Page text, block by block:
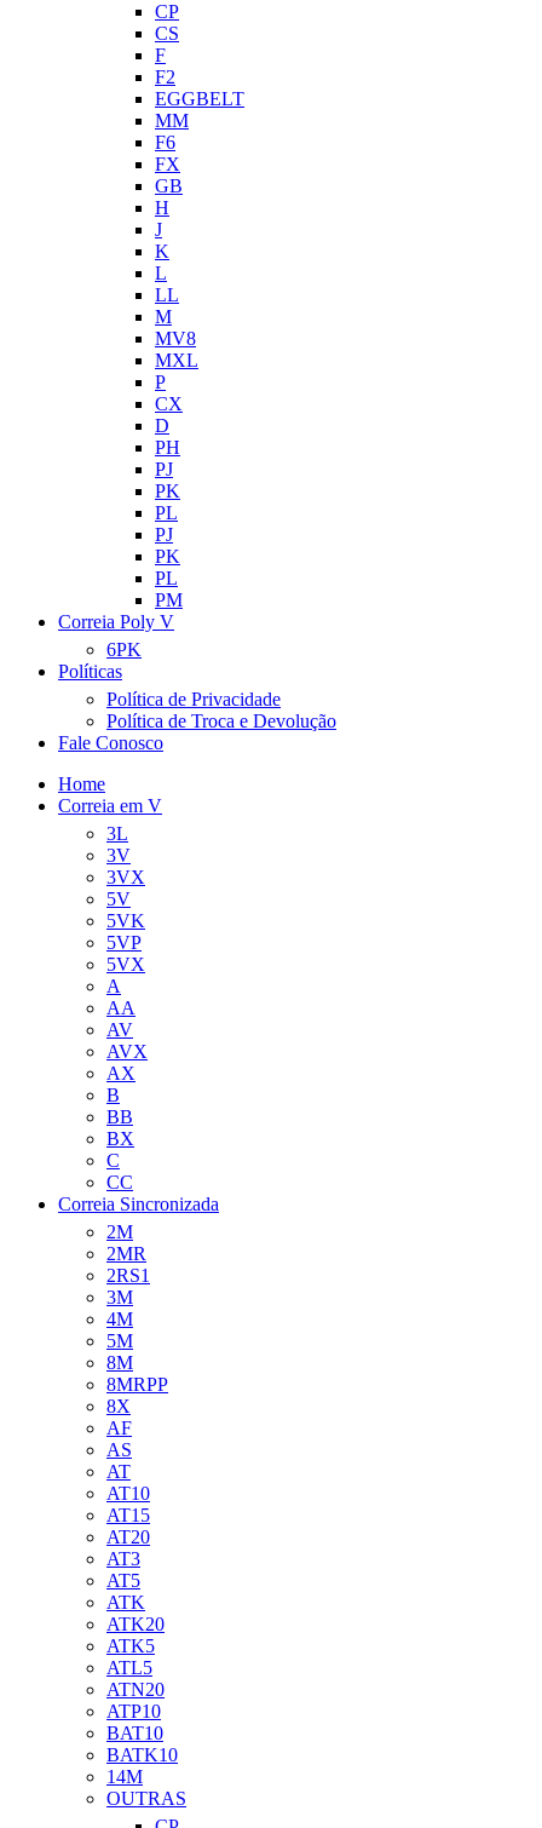
CP
CS
F
F2
EGGBELT
MM
F6
FX
GB
H
J
K
L
LL
M
MV8
MXL
P
CX
D
PH
PJ
PK
PL
PJ
PK
PL
PM
Correia Poly V
6PK
Políticas
Política de Privacidade
Política de Troca e Devolução
Fale Conosco
Home
Correia em V
3L
3V
3VX
5V
5VK
5VP
5VX
A
AA
AV
AVX
AX
B
BB
BX
C
CC
Correia Sincronizada
2M
2MR
2RS1
3M
4M
5M
8M
8MRPP
8X
AF
AS
AT
AT10
AT15
AT20
AT3
AT5
ATK
ATK20
ATK5
ATL5
ATN20
ATP10
BAT10
BATK10
14M
OUTRAS